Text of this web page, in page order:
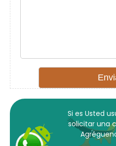
Si es Usted
solicitar una